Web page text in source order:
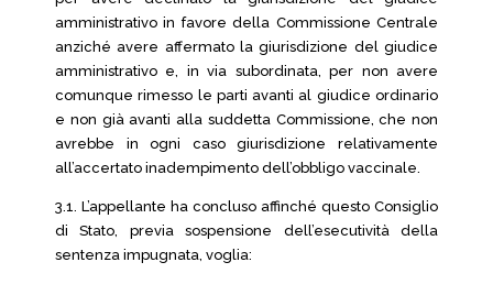
amministrativo in favore della Commissione Centrale
anziché avere affermato la giurisdizione del giudice
amministrativo e, in via subordinata, per non avere
comunque rimesso le parti avanti al giudice ordinario
e non già avanti alla suddetta Commissione, che non
avrebbe in ogni caso giurisdizione relativamente
all’accertato inadempimento dell’obbligo vaccinale.
3.1. L’appellante ha concluso affinché questo Consiglio
di Stato, previa sospensione dell’esecutività della
sentenza impugnata, voglia: